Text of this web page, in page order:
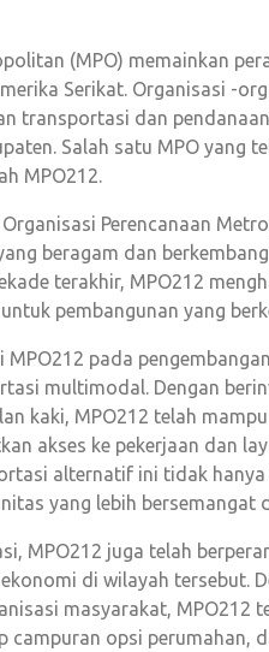
(MPO) memainkan
Serikat. Organisasi -
transportasi dan
Salah satu MPO yang
MPO212.
Perencanaan
beragam dan
terakhir, MPO212
pembangunan yang
pada
multimodal. Dengan
kaki, MPO212 telah
akses ke pekerjaan dan
alternatif ini tidak
yang lebih bersemangat
MPO212 juga telah
di wilayah tersebut.
masyarakat, MPO212
campuran opsi perumahan,